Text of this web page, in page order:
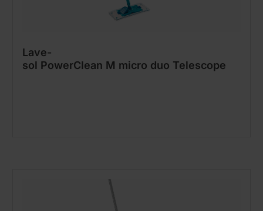
Lave-
sol PowerClean M micro duo Telescope